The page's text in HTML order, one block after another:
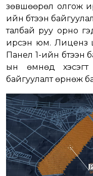
зөвшөөрөл олгож
ийн бүтээн
талбай руу орно
ирсэн юм. Лиценз
Панел 1-ийн бүтээн
ын өмнөд хэсэгт
байгуулалт өрнөж